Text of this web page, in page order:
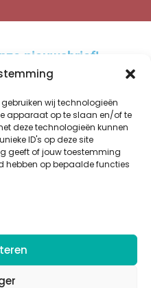
wij technologieën
apparaat op te slaan en/of te
deze technologieën kunnen
ID's op deze site
geeft of jouw toestemming
hebben op bepaalde functies
nieuwsbrief!